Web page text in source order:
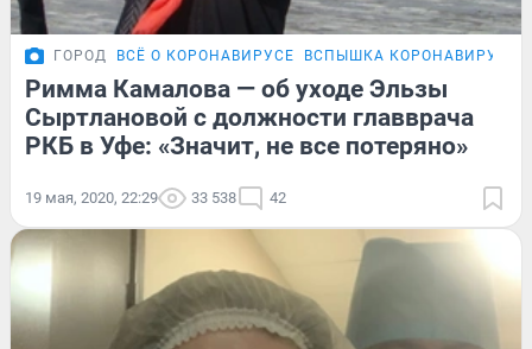
ГОРОД ВСЁ О КОРОНАВИРУСЕ ВСПЫШКА КОРОНАВИРУСА
Римма Камалова — об уходе Эльзы
Сыртлановой с должности главврача
РКБ в Уфе: «Значит, не все потеряно»
19 мая, 2020, 22:29 33 538 42